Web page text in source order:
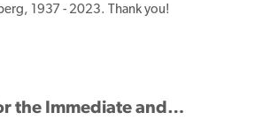
1937 - 2023. Thank you!
the Immediate and…